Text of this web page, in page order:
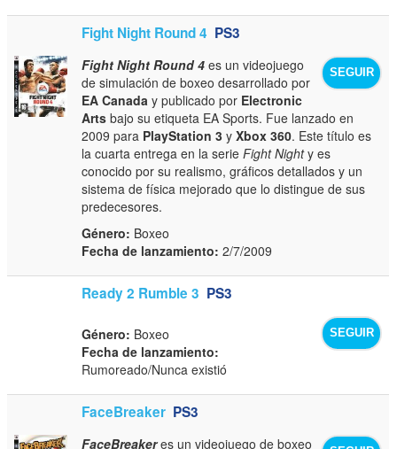
Fight Night Round 4 PS3
SEGUIR
Fight Night Round 4 es un videojuego
de simulación de boxeo desarrollado por
EA Canada y publicado por Electronic
Arts bajo su etiqueta EA Sports. Fue lanzado en
2009 para PlayStation 3 yXbox 360. Este título es
la cuarta entrega en la serieFight Nighty es
conocido por su realismo, gráficos detallados y un
sistema de física mejorado que lo distingue de sus
predecesores.
Género: Boxeo
Fecha de lanzamiento: 2/7/2009
Ready 2 Rumble 3 PS3
SEGUIR
Género: Boxeo
Fecha de lanzamiento:
Rumoreado/Nunca existió
FaceBreaker PS3
FaceBreakeres un videojuego de boxeo